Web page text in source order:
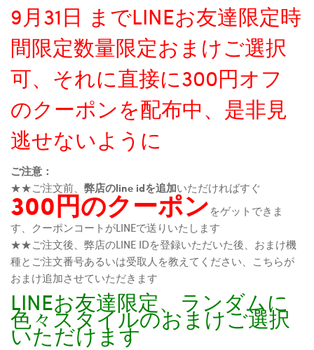
9月31日 までLINEお友達限定時
間限定数量限定おまけご選択
可、それに直接に300円オフ
のクーポンを配布中、是非見
逃せないように
ご注意：
★★ご注文前、 弊店のline idを追加いただければすぐ
300円のクーポンをゲットできま
す、クーポンコートがLINEで送りいたします
★★ご注文後、弊店のLINE IDを登録いただいた後、おまけ機
種とご注文番号あるいは受取人を教えてください、こちらが
おまけ追加させていただきます
LINEお友達限定、ランダムに
色々スタイルのおまけご選択
いただけます